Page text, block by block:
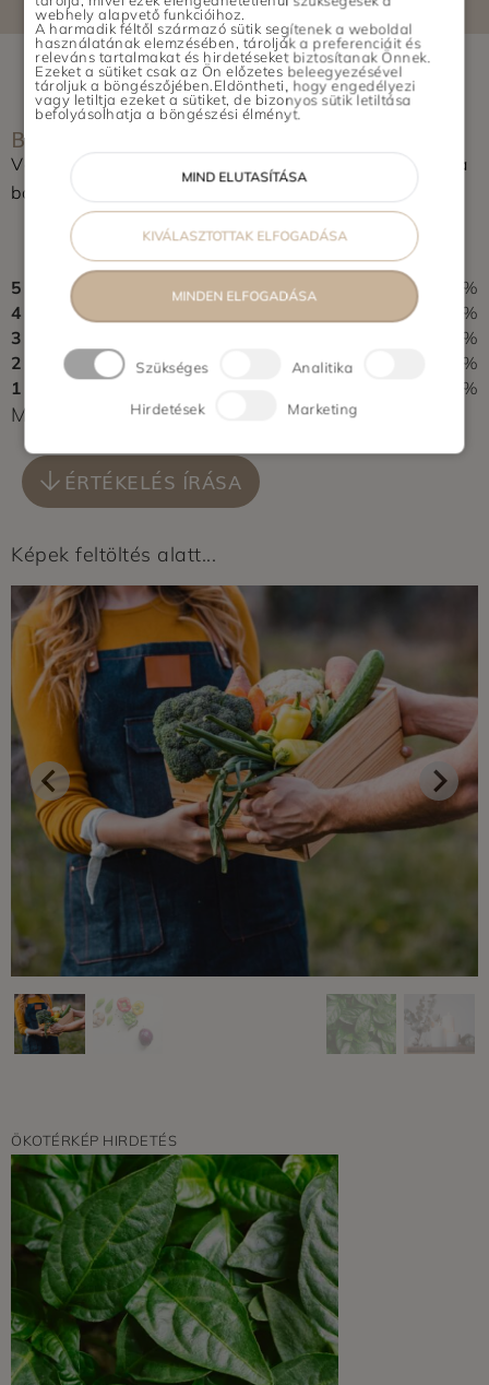
Maglód, Gyömrő, Üllő, Vecsés, Gyál,
Dunaharaszti, Szigetszentmiklós,
Halásztelek, Remeteszőlős, Budajenő
Vidék: Pécs, Szeged, Újszentiván,
BOLT ÉRTÉKELÉSE
Vásároltál az üzletben? Segítsd a többieket, értékeld a
boltot és írj pár soros véleményt.
0,0
0 vélemény alapján
5
0%
4
0%
3
0%
2
0%
1
0%
Még nem érkezett értékelés. Légy Te az első!
ÉRTÉKELÉS ÍRÁSA
Képek feltöltés alatt...
ÖKOTÉRKÉP HIRDETÉS
webhely alapvető funkcióihoz.
A harmadik féltől származó sütik segítenek a weboldal
használatának elemzésében, tárolják a preferenciáit és
releváns tartalmakat és hirdetéseket biztosítanak Önnek.
Ezeket a sütiket csak az Ön előzetes beleegyezésével
tároljuk a böngészőjében.Eldöntheti, hogy engedélyezi
vagy letiltja ezeket a sütiket, de bizonyos sütik letiltása
befolyásolhatja a böngészési élményt.
MIND ELUTASÍTÁSA
KIVÁLASZTOTTAK ELFOGADÁSA
MINDEN ELFOGADÁSA
Szükséges Analitika
Hirdetések Marketing